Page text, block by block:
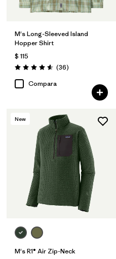
M's Long-Sleeved Island
Hopper Shirt
$ 115
Valoración: 4.6 / 5
(36Comentarios
)
Compara
New
M's R1® Air Zip-Neck